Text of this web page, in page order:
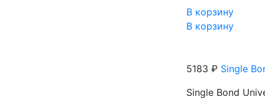
В корзину
В корзину
5183 ₽ Single
Single Bond